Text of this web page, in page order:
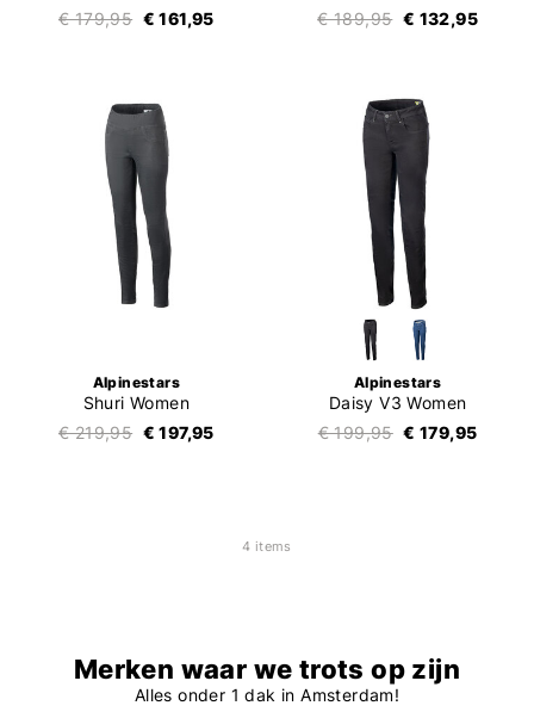
€ 179,95 € 161,95
€ 189,95 € 132,95
Alpinestars
Shuri Women
€ 219,95 € 197,95
Alpinestars
Daisy V3 Women
€ 199,95 € 179,95
4 items
Merken waar we trots op zijn
Alles onder 1 dak in Amsterdam!